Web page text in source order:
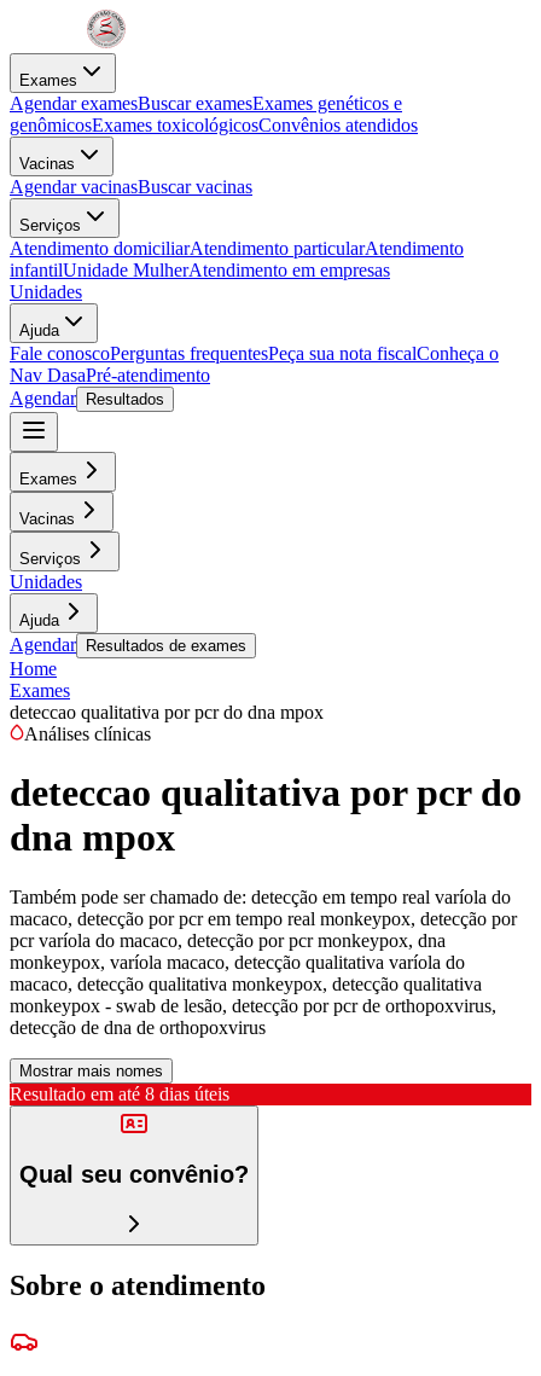
Exames
Agendar examesBuscar examesExames genéticos e
genômicosExames toxicológicosConvênios atendidos
Vacinas
Agendar vacinasBuscar vacinas
Serviços
Atendimento domiciliarAtendimento particularAtendimento
infantilUnidade MulherAtendimento em empresas
Unidades
Ajuda
Fale conoscoPerguntas frequentesPeça sua nota fiscalConheça o
Nav DasaPré-atendimento
Agendar
Resultados
Exames
Vacinas
Serviços
Unidades
Ajuda
Agendar Resultados de exames
Home
Exames
deteccao qualitativa por pcr do dna mpox
Análises clínicas
deteccao qualitativa por pcr do
dna mpox
Também pode ser chamado de: detecção em tempo real varíola do
macaco, detecção por pcr em tempo real monkeypox, detecção por
pcr varíola do macaco, detecção por pcr monkeypox, dna
monkeypox, varíola macaco, detecção qualitativa varíola do
macaco, detecção qualitativa monkeypox, detecção qualitativa
monkeypox - swab de lesão, detecção por pcr de orthopoxvirus,
detecção de dna de orthopoxvirus
Mostrar mais nomes
Resultado em até 8 dias úteis
Qual seu convênio?
Sobre o atendimento